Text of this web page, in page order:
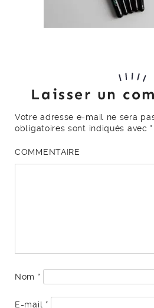
Laisser un
Votre adresse e-mail ne sera
obligatoires sont indiqués avec *
COMMENTAIRE
Nom *
E-mail *